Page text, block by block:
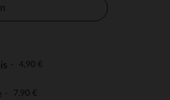
garantissant la conformité avec
4,90 €
7,90 €